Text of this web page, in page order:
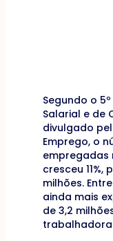
Segundo o
Salarial e de
divulgado
Emprego, o
empregadas
cresceu
milhões.
ainda mais
de 3,2